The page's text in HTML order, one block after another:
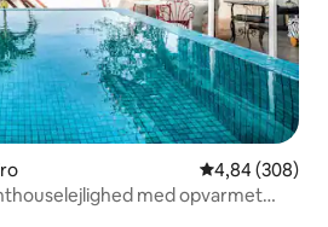
4,84 ud af 5 i
4,84 (308)
med opvarmet